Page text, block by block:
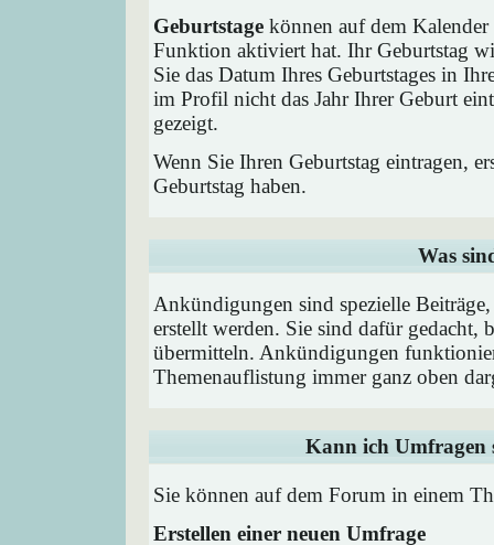
Geburtstage können auf dem
Funktion aktiviert hat. Ihr Geburtstag
Sie das Datum Ihres Geburtstages in
im Profil nicht das Jahr Ihrer Geburt
gezeigt.
Wenn Sie Ihren Geburtstag eintragen,
Geburtstag haben.
Was
Ankündigungen sind spezielle
erstellt werden. Sie sind dafür gedacht,
übermitteln. Ankündigungen
Themenauflistung immer ganz oben
Kann ich Umfragen
Sie können auf dem Forum in einem
Erstellen einer neuen Umfrage